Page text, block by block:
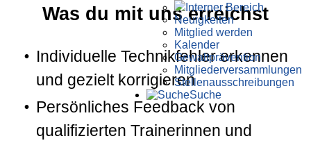
Interner Bereich
Neuigkeiten
Mitglied werden
Kalender
Gewaltprävention
Mitglieder­versammlungen
Stellen­aus­schrei­bungen
Suche
Was du mit uns erreichst
Individuelle Technikfehler erkennen
und gezielt korrigieren
Persönliches Feedback von
qualifizierten Trainerinnen und